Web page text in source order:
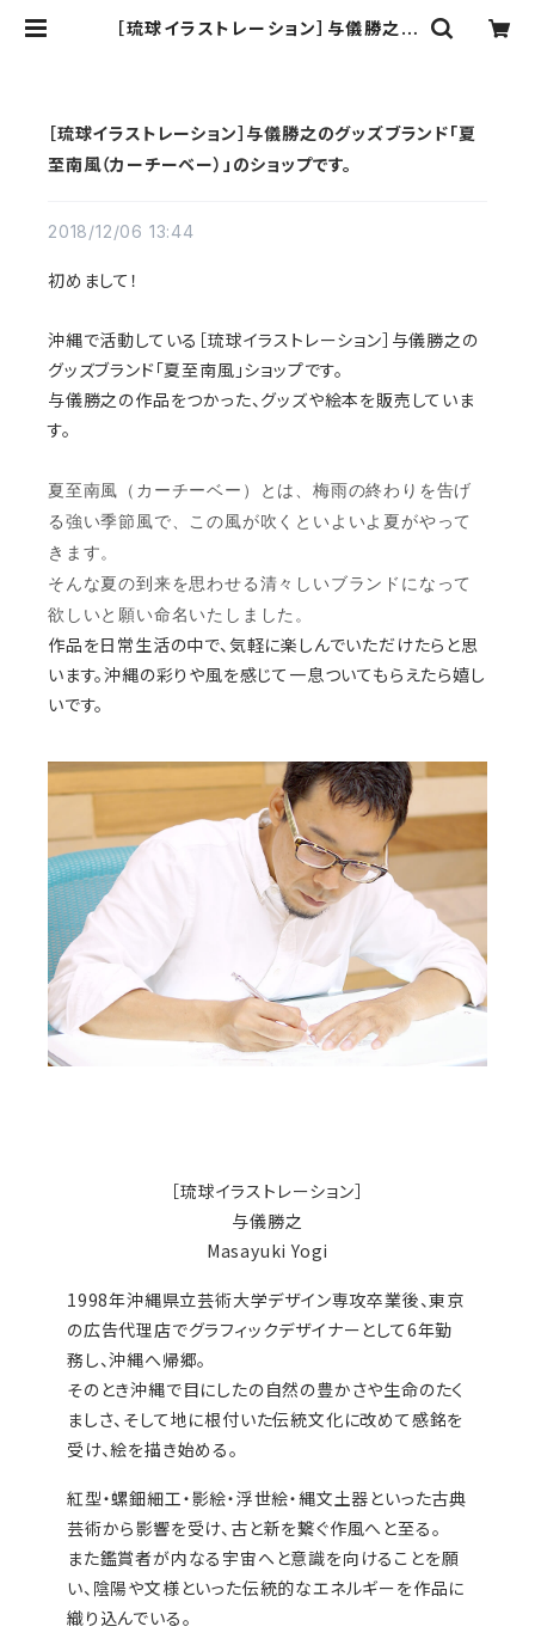
［琉球イラストレーション］与儀勝之の
［琉球イラストレーション］与儀勝之のグッズブランド「夏
至南風（カーチーベー）」のショップです。
2018/12/06 13:44
初めまして！
沖縄で活動している［琉球イラストレーション］与儀勝之の
グッズブランド「夏至南風」ショップです。
与儀勝之の作品をつかった、グッズや絵本を販売していま
す。
夏至南風（カーチーベー）とは、梅雨の終わりを告げ
る強い季節風で、この風が吹くといよいよ夏がやって
きます。
そんな夏の到来を思わせる清々しいブランドになって
欲しいと願い命名いたしました。
作品を日常生活の中で、気軽に楽しんでいただけたらと思
います。沖縄の彩りや風を感じて一息ついてもらえたら嬉し
いです。
［琉球イラストレーション］
与儀勝之
Masayuki Yogi
1998年沖縄県立芸術大学デザイン専攻卒業後、東京
の広告代理店でグラフィックデザイナーとして6年勤
務し、沖縄へ帰郷。
そのとき沖縄で目にしたの自然の豊かさや生命のたく
ましさ、そして地に根付いた伝統文化に改めて感銘を
受け、絵を描き始める。
紅型・螺鈿細工・影絵・浮世絵・縄文土器といった古典
芸術から影響を受け、古と新を繋ぐ作風へと至る。
また鑑賞者が内なる宇宙へと意識を向けることを願
い、陰陽や文様といった伝統的なエネルギーを作品に
織り込んでいる。